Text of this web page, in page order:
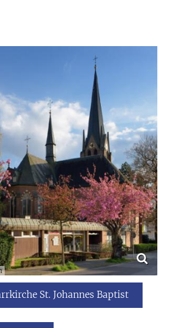
St. Johannes Baptist